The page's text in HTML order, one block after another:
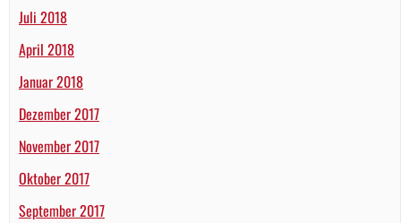
Juli 2018
April 2018
Januar 2018
Dezember 2017
November 2017
Oktober 2017
September 2017